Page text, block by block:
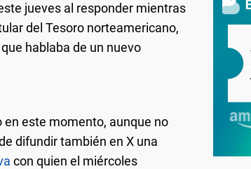
jueves al responder mientras
del Tesoro norteamericano,
hablaba de un nuevo
este momento, aunque no
difundir también en X una
con quien el miércoles